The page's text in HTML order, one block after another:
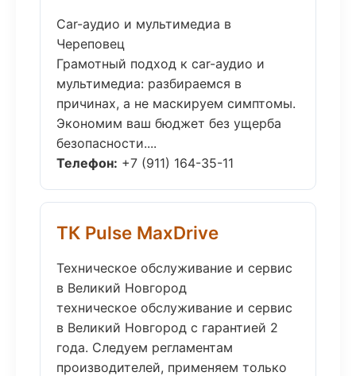
Car-аудио и мультимедиа в
Череповец
Грамотный подход к car-аудио и
мультимедиа: разбираемся в
причинах, а не маскируем симптомы.
Экономим ваш бюджет без ущерба
безопасности....
Телефон: +7 (911) 164-35-11
ТК Pulse MaxDrive
Техническое обслуживание и сервис
в Великий Новгород
техническое обслуживание и сервис
в Великий Новгород с гарантией 2
года. Следуем регламентам
производителей, применяем только